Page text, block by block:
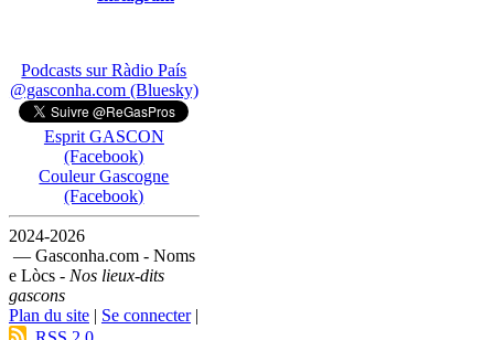
Podcasts sur Ràdio País
@gasconha.com (Bluesky)
Esprit GASCON
(Facebook)
Couleur Gascogne
(Facebook)
2024-2026
— Gasconha.com - Noms
e Lòcs - Nos lieux-dits
gascons
Plan du site | Se connecter|